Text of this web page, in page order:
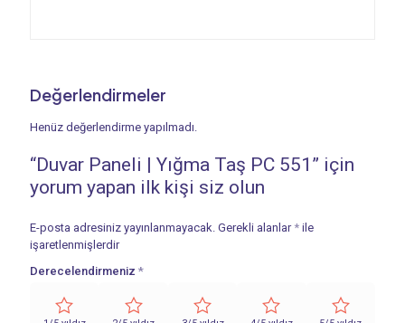
Değerlendirmeler
Henüz değerlendirme yapılmadı.
“Duvar Paneli | Yığma Taş PC 551” için
yorum yapan ilk kişi siz olun
E-posta adresiniz yayınlanmayacak. Gerekli alanlar * ile
işaretlenmişlerdir
Derecelendirmeniz *